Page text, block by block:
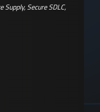
Supply,Secure SDLC,